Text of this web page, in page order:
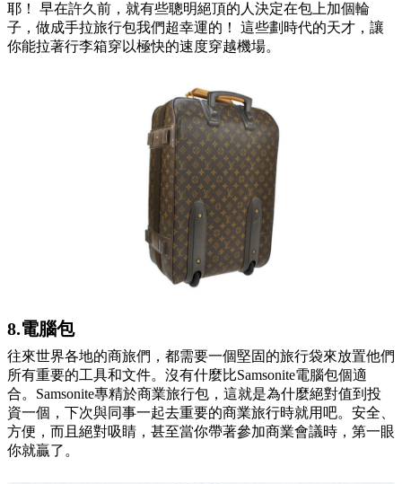
耶！ 早在許久前，就有些聰明絕頂的人決定在包上加個輪
子，做成手拉旅行包我們超幸運的！ 這些劃時代的天才，讓
你能拉著行李箱穿以極快的速度穿越機場。
8.電腦包
往來世界各地的商旅們，都需要一個堅固的旅行袋來放置他們
所有重要的工具和文件。沒有什麼比Samsonite電腦包個適
合。Samsonite專精於商業旅行包，這就是為什麼絕對值到投
資一個，下次與同事一起去重要的商業旅行時就用吧。安全、
方便，而且絕對吸睛，甚至當你帶著參加商業會議時，第一眼
你就贏了。